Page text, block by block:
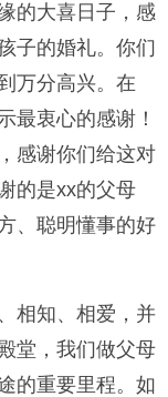
的大喜日子，感
子的婚礼。你们
万分高兴。在
最衷心的感谢！
感谢你们给这对
的是xx的父母
、聪明懂事的好
相知、相爱，并
堂，我们做父母
的重要里程。如